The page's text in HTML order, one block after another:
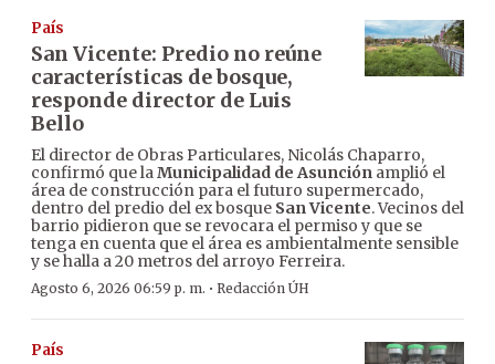
País
San Vicente: Predio no reúne
características de bosque,
responde director de Luis
Bello
El director de Obras Particulares, Nicolás Chaparro,
confirmó que laMunicipalidad de Asunción amplió el
área de construcción para el futuro supermercado,
dentro del predio del ex bosque San Vicente. Vecinos del
barrio pidieron que se revocara el permiso y que se
tenga en cuenta que el área es ambientalmente sensible
y se halla a 20 metros del arroyo Ferreira.
Agosto 6, 2026 06:59 p. m. · Redacción ÚH
País